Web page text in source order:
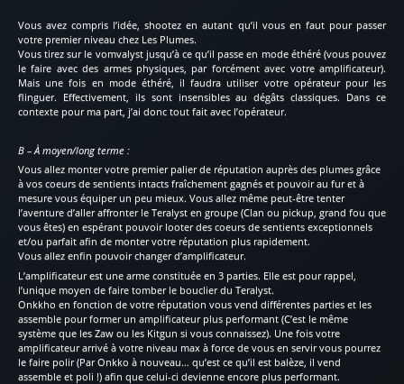
Vous avez compris l’idée, shootez en autant qu’il vous en faut pour passer
votre premier niveau chez Les Plumes.
Vous tirez sur le vomvalyst jusqu’à ce qu’il passe en mode éthéré (vous pouvez
le faire avec des armes physiques, par forcément avec votre amplificateur).
Mais une fois en mode éthéré, il faudra utiliser votre opérateur pour les
flinguer. Effectivement, ils sont insensibles au dégâts classiques. Dans ce
contexte pour ma part, j’ai donc tout fait avec l’opérateur.
B – À moyen/long terme :
Vous allez monter votre premier palier de réputation auprès des plumes grâce
à vos coeurs de sentients intacts fraîchement gagnés et pouvoir au fur et à
mesure vous équiper un peu mieux. Vous allez même peut-être tenter
l’aventure d’aller affronter le Teralyst en groupe (Clan ou pickup, grand fou que
vous êtes) en espérant pouvoir looter des coeurs de sentients exceptionnels
et/ou parfait afin de monter votre réputation plus rapidement.
Vous allez enfin pouvoir changer d’amplificateur.
L’amplificateur est une arme constituée en 3 parties. Elle est pour rappel,
l’unique moyen de faire tomber le bouclier du Teralyst.
Onkkho en fonction de votre réputation vous vend différentes parties et les
assemble pour former un amplificateur plus performant (C’est le même
système que les Zaw ou les Kitgun si vous connaissez). Une fois votre
amplificateur arrivé à votre niveau max à force de vous en servir vous pourrez
le faire polir (Par Onkko à nouveau… qu’est ce qu’il est balèze, il vend
assemble et poli !) afin que celui-ci devienne encore plus performant.